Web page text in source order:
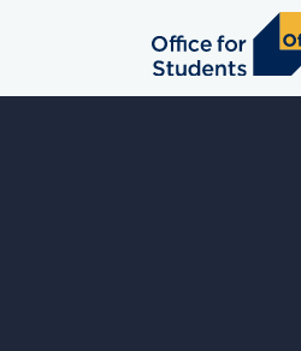
© Hawlfraint 2020.